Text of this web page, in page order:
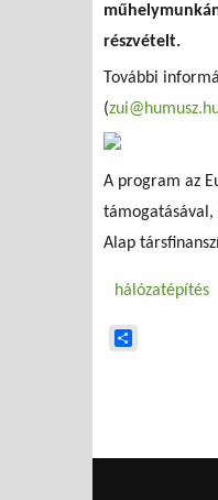
részvételt.
További
(
A program az
támogatásával,
Alap
hálózatépítés